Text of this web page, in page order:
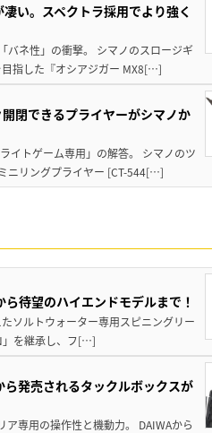
い。スペクトラ採用でより強く
バネ性」の衝撃。 シマノのスロージギ
指した『オシアジガー MX8[…]
閉できるプライヤーがシマノか
イトゲーム専用」の解答。 シマノのツ
ニリングプライヤー [CT-544[…]
待望のハイエンドモデルまで！
ソルトウォーター専用スピニングリー
」を継承し、フ[…]
発売されるタックルボックスが
ア専用の操作性と機動力。 DAIWAから